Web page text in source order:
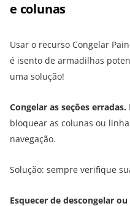
e colunas
Usar o recurso Congelar
é isento de armadilhas
uma solução!
Congelar as seções erradas.
bloquear as colunas ou
navegação.
Solução: sempre verifique
Esquecer de descongelar